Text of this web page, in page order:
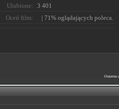
Ulubione:
3 401
Oceń film:
| 71% oglądających poleca.
Ostatnia